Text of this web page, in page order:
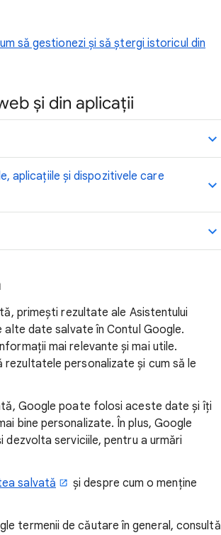
să gestionezi și să ștergi istoricul din
și din aplicații
aplicațiile și dispozitivele care
primești rezultate ale Asistentului
alte date salvate în Contul Google.
mai relevante și mai utile.
personalizate și cum să le
Google poate folosi aceste date și îți
bine personalizate. În plus, Google
serviciile, pentru a urmări
salvată
și despre cum o menține
termenii de căutare în general, consultă